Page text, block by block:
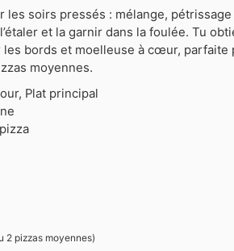
les soirs pressés : mélange,
et la garnir dans la foulée. Tu
bords et moelleuse à cœur, parfaite
moyennes.
Plat principal
2 pizzas moyennes)